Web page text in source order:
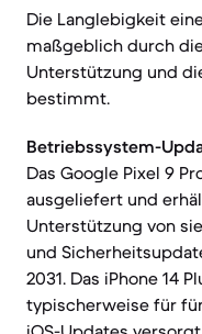
Die Langlebigkeit
maßgeblich durch
Unterstützung und
bestimmt.
Betriebssystem-
Das Google Pixel 9
ausgeliefert und
Unterstützung von
und
2031. Das iPhone 14
typischerweise für